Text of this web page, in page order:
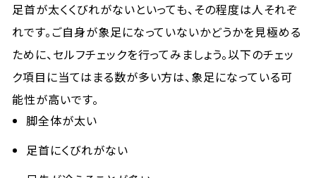
足首が太くくびれがないといっても、その程度は人それぞ
れです。ご自身が象足になっていないかどうかを見極める
ために、セルフチェックを行ってみましょう。以下のチェッ
ク項目に当てはまる数が多い方は、象足になっている可
能性が高いです。
脚全体が太い
足首にくびれがない